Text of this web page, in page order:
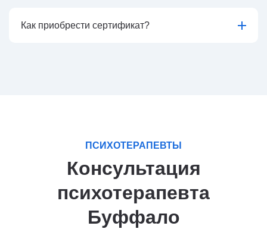
Как приобрести сертификат?
ПСИХОТЕРАПЕВТЫ
Консультация
психотерапевта
Буффало